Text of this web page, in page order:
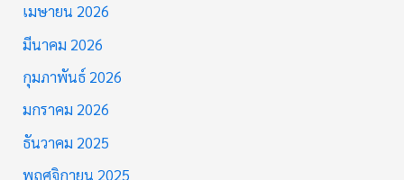
เมษายน 2026
มีนาคม 2026
กุมภาพันธ์ 2026
มกราคม 2026
ธันวาคม 2025
พฤศจิกายน 2025